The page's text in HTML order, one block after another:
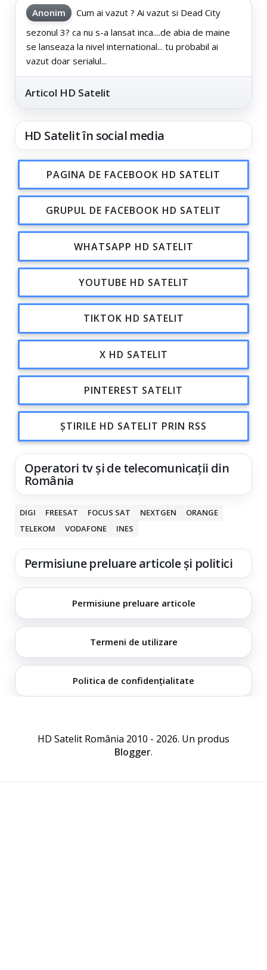
Anonim
Cum ai vazut ? Ai vazut si Dead City
sezonul 3? ca nu s-a lansat inca....de abia de maine
se lanseaza la nivel international... tu probabil ai
vazut doar serialul...
Articol HD Satelit
HD Satelit în social media
PAGINA DE FACEBOOK HD SATELIT
GRUPUL DE FACEBOOK HD SATELIT
WHATSAPP HD SATELIT
YOUTUBE HD SATELIT
TIKTOK HD SATELIT
X HD SATELIT
PINTEREST SATELIT
ȘTIRILE HD SATELIT PRIN RSS
Operatori tv și de telecomunicații din
România
DIGI FREESAT FOCUS SAT NEXTGEN
ORANGE
TELEKOM
VODAFONE INES
Permisiune preluare articole și politici
Permisiune preluare articole
Termeni de utilizare
Politica de confidențialitate
HD Satelit România 2010 - 2026. Un produs
Blogger.